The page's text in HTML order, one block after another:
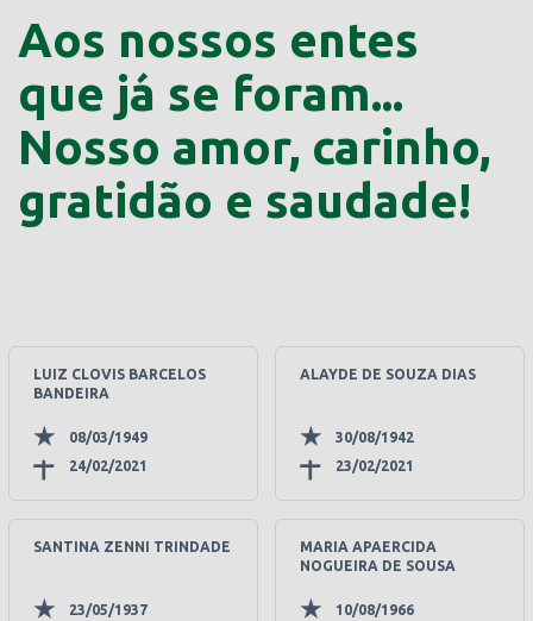
Aos nossos entes
que já se foram...
Nosso amor, carinho,
gratidão e saudade!
LUIZ CLOVIS BARCELOS
BANDEIRA
08/03/1949
24/02/2021
ALAYDE DE SOUZA DIAS
30/08/1942
23/02/2021
SANTINA ZENNI TRINDADE
23/05/1937
MARIA APAERCIDA
NOGUEIRA DE SOUSA
10/08/1966